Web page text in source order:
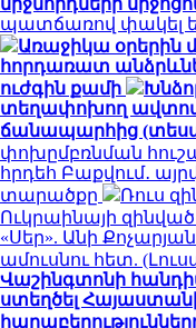
պատճառով փակել
Առաջիկա օրերին
հորդառատ
ուժգին քամի
տեղափոխող
ճանապարհից
փոխըմբռնման
հրդեհ Բաքվում․
տարածքը
Ռուս
Ուկրաինայի
«Սեր». Անի
ամուսնու հետ.
Վաշինգտոնի
ստեղծել